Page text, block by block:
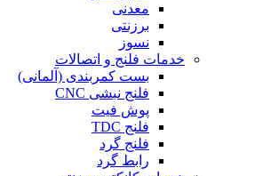
معدنی
برزنتی
نسوز
خدمات فلنج و اتصالات
بست کمربندی (آلمانی)
فلنج نبشی CNC
پوش فیت
فلنج TDC
فلنج گرد
رابط گرد